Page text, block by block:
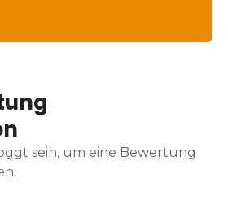
sein, um eine Bewertung